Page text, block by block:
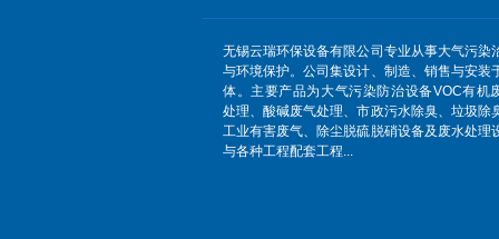
无锡云瑞环保设备有限公司专业从事大气污染
与环境保护。公司集设计、制造、销售与安装
体。主要产品为大气污染防治设备VOC有机
处理、酸碱废气处理、市政污水除臭、垃圾除
工业有害废气、除尘脱硫脱硝设备及废水处理
与各种工程配套工程...